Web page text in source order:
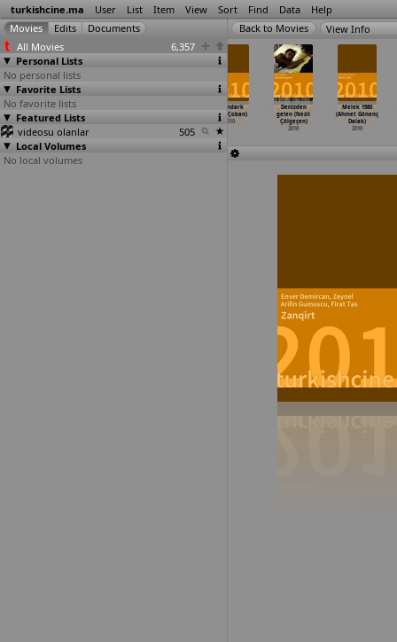
turkishcine.ma User List Item View Sort Find Data Help
All Movies
6,357
Personal Lists
No personal lists
Favorite Lists
No favorite lists
Featured Lists
videosu olanlar
505
Local Volumes
No local volumes
View Info
Denizden
gelen (Nesli
Çölgeçen)
2010
Melek 1980
(Ahmet Gönenç
Dalak)
2010
Fisherman
(Mustafa
Baris Corak)
Dipindark
(Baki Çoban)
2010